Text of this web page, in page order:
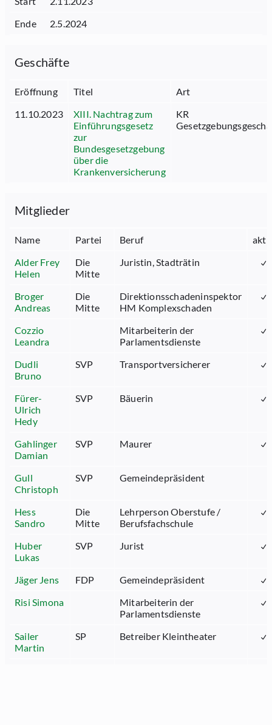
Ende
2.5.2024
Geschäfte
Eröffnung Titel
Art
11.10.2023
XIII. Nachtrag zum
Einführungsgesetz
zur
Bundesgesetzgebung
über die
Krankenversicherung
KR
Mitglieder
Name Partei Beruf
Alder Frey
Helen
Die
Mitte
Juristin, Stadträtin
Broger
Andreas
Die
Mitte
Direktionsschadeninspektor
HM Komplexschaden
Cozzio
Leandra
Mitarbeiterin der
Parlamentsdienste
Dudli
Bruno
SVP Transportversicherer
Fürer-
Ulrich
Hedy
SVP Bäuerin
Gahlinger
Damian
SVP Maurer
Gull
Christoph
SVP Gemeindepräsident
Hess
Sandro
Die
Mitte
Lehrperson Oberstufe /
Berufsfachschule
Huber
Lukas
SVP Jurist
Jäger Jens FDP
Gemeindepräsident
Risi Simona
Mitarbeiterin der
Parlamentsdienste
Sailer
Martin
SP Betreiber Kleintheater